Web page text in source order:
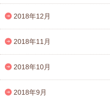
2018年12月
2018年11月
2018年10月
2018年9月